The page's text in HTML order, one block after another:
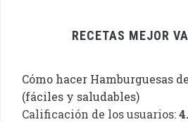
RECETAS MEJOR
Cómo hacer Hamburguesas
(fáciles y saludables)
Calificación de los usuarios: